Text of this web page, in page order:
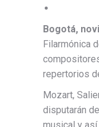
Bogotá,
Filarmónica
repertorios
Mozart,
disputarán